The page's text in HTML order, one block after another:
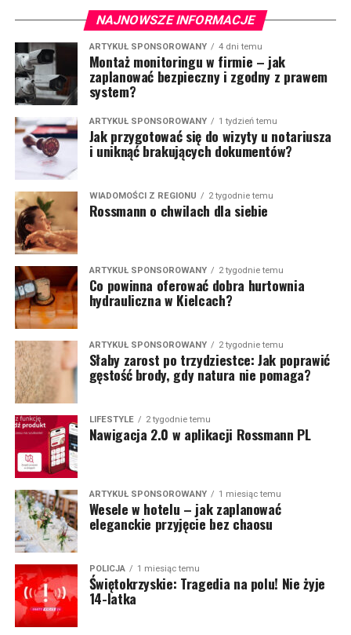
NAJNOWSZE INFORMACJE
ARTYKUŁ SPONSOROWANY 4 dni temu
Montaż monitoringu w firmie – jak
zaplanować bezpieczny i zgodny z prawem
system?
ARTYKUŁ SPONSOROWANY 1 tydzień temu
Jak przygotować się do wizyty u notariusza
i uniknąć brakujących dokumentów?
WIADOMOŚCI Z REGIONU 2 tygodnie temu
Rossmann o chwilach dla siebie
ARTYKUŁ SPONSOROWANY 2 tygodnie temu
Co powinna oferować dobra hurtownia
hydrauliczna w Kielcach?
ARTYKUŁ SPONSOROWANY 2 tygodnie temu
Słaby zarost po trzydziestce: Jak poprawić
gęstość brody, gdy natura nie pomaga?
LIFESTYLE 2 tygodnie temu
Nawigacja 2.0 w aplikacji Rossmann PL
ARTYKUŁ SPONSOROWANY 1 miesiąc temu
Wesele w hotelu – jak zaplanować
eleganckie przyjęcie bez chaosu
POLICJA 1 miesiąc temu
Świętokrzyskie: Tragedia na polu! Nie żyje
14-latka